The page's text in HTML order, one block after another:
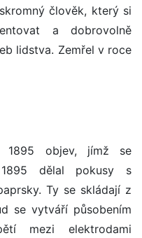
člověk, který si
a dobrovolně
lidstva. Zemřel v roce
objev, jímž se
dělal pokusy s
Ty se skládají z
se vytváří působením
mezi elektrodami